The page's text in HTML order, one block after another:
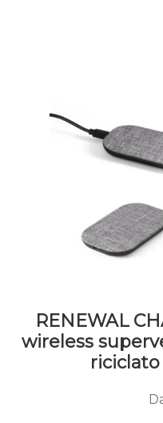
RENEWAL
wireless
riciclato